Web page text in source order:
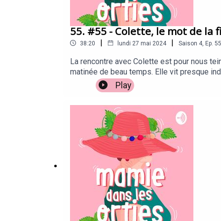
55. #55 - Colette, le mot de la
38:20 | lundi 27 mai 2024 | Saison 4, Ep. 55
La rencontre avec Colette est pour nous
matinée de beau temps. Elle vit presque
pourrait croire, en la regardant se
- Les premiers mots sont difficiles à
plus jeunes. La fin de vie est un sujet
certaine légèreté que nous rentrons chez
Fédération Française de Bridge : c'est ici
Play